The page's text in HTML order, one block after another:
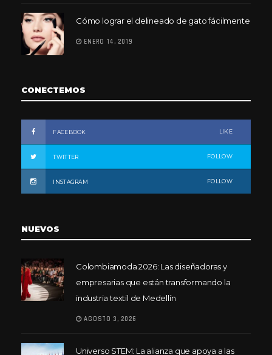
Cómo lograr el delineado de gato fácilmente
ENERO 14, 2019
CONECTEMOS
FACEBOOK LIKE
TWITTER FOLLOW
INSTAGRAM FOLLOW
NUEVOS
Colombiamoda 2026: Las diseñadoras y
empresarias que están transformando la
industria textil de Medellín
AGOSTO 3, 2026
Universo STEM: La alianza que apoya a las